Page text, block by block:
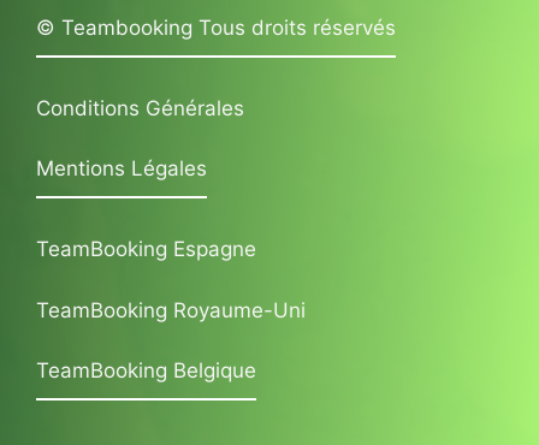
© Teambooking Tous droits réservés
Conditions Générales
Mentions Légales
TeamBooking Espagne
TeamBooking Royaume-Uni
TeamBooking Belgique